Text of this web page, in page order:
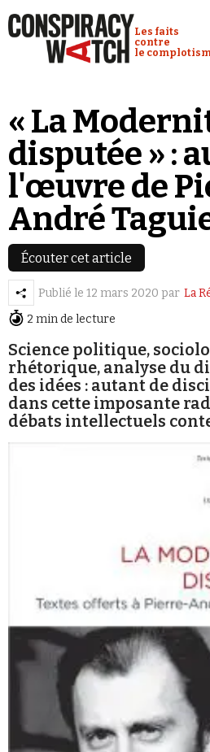
Conspiracy
Les faits
contre
le
Analyses
Conspipédia
Vidéos
Émissions
Revues de
Newsletter
Demander à
Se connecter
« La
disputée » :
l'œuvre de
André
Écouter cet article
Publié le 12 mars 2020 par La
2 min de lecture
Science politique,
rhétorique, analyse du
des idées : autant de
dans cette imposante
débats intellectuels